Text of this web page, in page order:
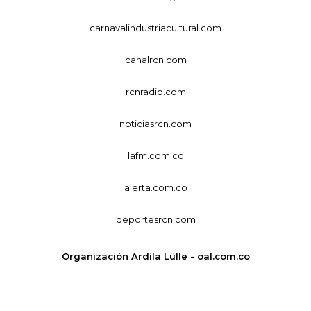
carnavalindustriacultural.com
canalrcn.com
rcnradio.com
noticiasrcn.com
lafm.com.co
alerta.com.co
deportesrcn.com
Organización Ardila Lülle - oal.com.co